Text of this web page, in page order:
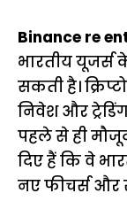
Binance re
भारतीय यूजर्स
सकती है।
निवेश और
पहले से ही
दिए हैं कि वे
नए फीचर्स और